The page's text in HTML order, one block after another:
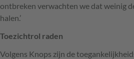
ontbreken verwachten we dat weinig
halen.’
Toezichtrol raden
Volgens Knops zijn de